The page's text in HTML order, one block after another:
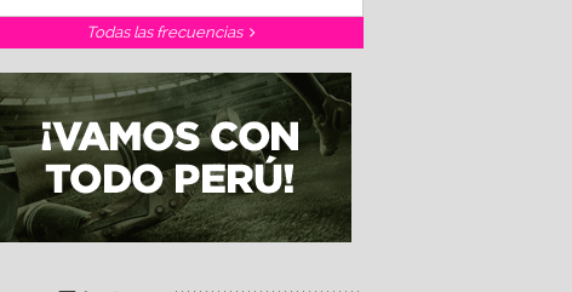
Todas las frecuencias